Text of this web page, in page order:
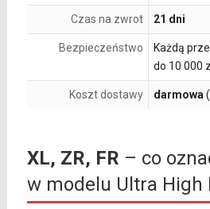
Czas na zwrot 21 dni
Bezpieczeństwo
Każdą
do 10 000
Koszt dostawy darmowa
XL, ZR, FR – co
w modelu Ultra High